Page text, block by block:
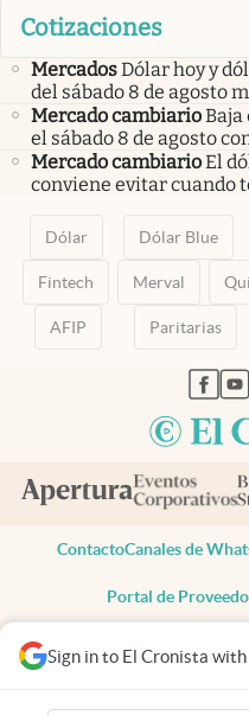
Sign in to El Cronista
Cotizaciones
MercadosDólar hoy y
del sábado 8 de agosto
Mercado cambiarioBaja
el sábado 8 de agosto
Mercado cambiarioEl
conviene evitar cuando
Dólar Dólar Blue
Fintech Merval
AFIP Paritarias
ContactoCanales de
Portal de
Todos los